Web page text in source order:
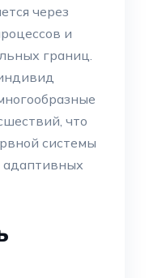
через
и
границ.
что
системы
адаптивных